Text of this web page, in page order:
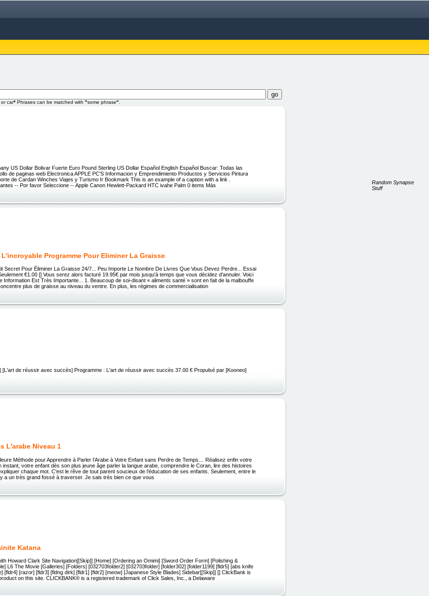
or car* Phrases can be matched with "some phrase"
US Dollar Bolivar Fuerte Euro Pound Sterling US Dollar Español English Español Buscar: Todas las
de paginas web Electronica APPLE PC'S Informacion y Emprendimiento Productos y Servicios Pintura
de Cardan Winches Viajes y Turismo Ir Bookmark This is an example of a caption with a link .
-- Por favor Seleccione -- Apple Canon Hewlett-Packard HTC ivahe Palm 0 items Más
Programme Pour Eliminer La Graisse
Secret Pour Éliminer La Graisse 24/7... Peu Importe Le Nombre De Livres Que Vous Devez Perdre... Essai
€1.00 [] Vous serez alors facturé 19.95€ par mois jusqu'à temps que vous décidez d'annuler. Voici
Information Est Très Importante... 1. Beaucoup de soi-disant « aliments santé » sont en fait de la malbouffe
plus de graisse au niveau du ventre. En plus, les régimes de commercialisation
[L'art de réussir avec succès] Programme : L'art de réussir avec succès 37.00 € Propulsé par [Kooneo]
L'arabe Niveau 1
Méthode pour Apprendre à Parler l’Arabe à Votre Enfant sans Perdre de Temps… Réalisez enfin votre
instant, votre enfant dès son plus jeune âge parler la langue arabe, comprendre le Coran, lire des histoires
chaque mot. C’est le rêve de tout parent soucieux de l’éducation de ses enfants. Seulement, entre le
a un très grand fossé à traverser. Je sais très bien ce que vous
Katana
Howard Clark Site Navigation[[Skip]] [Home] [Ordering an Omimi] [Sword Order Form] [Polishing &
L6 The Movie [Galleries] [Folders] [032703folder2] [032703folder] [folder302] [folder1199] [fldr5] [abs knife
[fldr4] [razor] [fldr3] [fldng dirk] [fldr1] [fldr2] [meow] [Japanese Style Blades] Sidebar[[Skip]] [] ClickBank is
on this site. CLICKBANK® is a registered trademark of Click Sales, Inc., a Delaware
Random Synapse
Stuff